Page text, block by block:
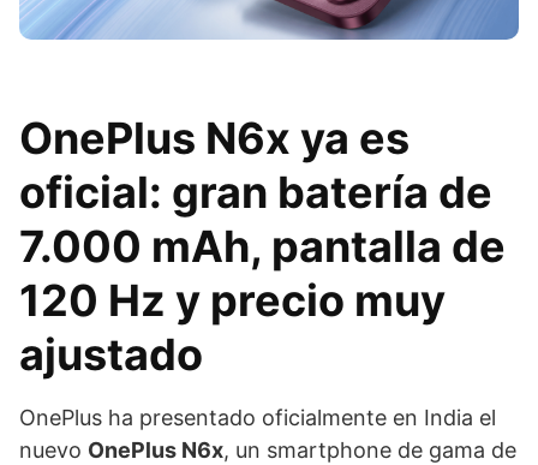
OnePlus N6x ya es
oficial: gran batería de
7.000 mAh, pantalla de
120 Hz y precio muy
ajustado
OnePlus ha presentado oficialmente en India el
nuevo OnePlus N6x, un smartphone de gama de